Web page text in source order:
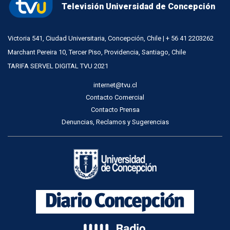
Televisión Universidad de Concepción
Victoria 541, Ciudad Universitaria, Concepción, Chile | + 56 41 2203262
Marchant Pereira 10, Tercer Piso, Providencia, Santiago, Chile
TARIFA SERVEL DIGITAL TVU 2021
internet@tvu.cl
Contacto Comercial
Contacto Prensa
Denuncias, Reclamos y Sugerencias